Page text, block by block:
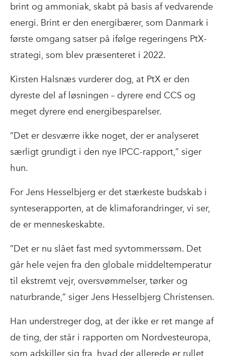
brint og ammoniak, skabt på basis af vedvarende
energi. Brint er den energibærer, som Danmark i
første omgang satser på ifølge regeringens PtX-
strategi, som blev præsenteret i 2022.
Kirsten Halsnæs vurderer dog, at PtX er den
dyreste del af løsningen – dyrere end CCS og
meget dyrere end energibesparelser.
”Det er desværre ikke noget, der er analyseret
særligt grundigt i den nye IPCC-rapport,” siger
hun.
For Jens Hesselbjerg er det stærkeste budskab i
synteserapporten, at de klimaforandringer, vi ser,
de er menneskeskabte.
”Det er nu slået fast med syvtommerssøm. Det
går hele vejen fra den globale middeltemperatur
til ekstremt vejr, oversvømmelser, tørker og
naturbrande,” siger Jens Hesselbjerg Christensen.
Han understreger dog, at der ikke er ret mange af
de ting, der står i rapporten om Nordvesteuropa,
som adskiller sig fra, hvad der allerede er rullet